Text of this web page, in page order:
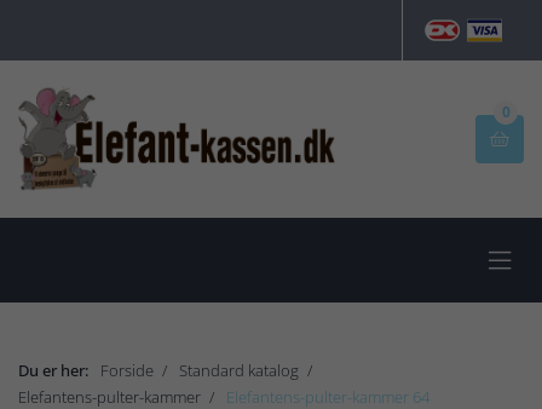

0

Du er her: Forside
Standard katalog
Elefantens-pulter-kammer
Elefantens-pulter-kammer 64